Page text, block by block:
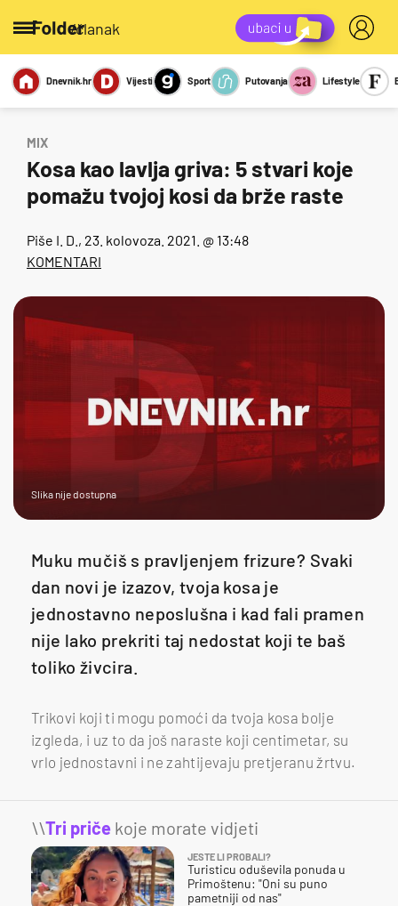
/članak
Miks Kviz
Report
Sexy
Dnevnik.hr Vijesti Sport Putovanja Lifestyle
MIX
Kosa kao lavlja griva: 5 stvari koje
pomažu tvojoj kosi da brže raste
Piše I. D. , 23. kolovoza. 2021. @ 13:48
KOMENTARI
Slika nije dostupna
Muku mučiš s pravljenjem frizure? Svaki
dan novi je izazov, tvoja kosa je
jednostavno neposlušna i kad fali pramen
nije lako prekriti taj nedostat koji te baš
toliko živcira.
Trikovi koji ti mogu pomoći da tvoja kosa bolje
izgleda, i uz to da još naraste koji centimetar, su
vrlo jednostavni i ne zahtijevaju pretjeranu žrtvu.
\\Tri priče koje morate vidjeti
JESTE LI PROBALI?
Turisticu oduševila ponuda u
Primoštenu: "Oni su puno
pametniji od nas"